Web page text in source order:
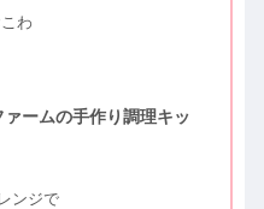
わ
ームの手作り調理キッ
ンジで